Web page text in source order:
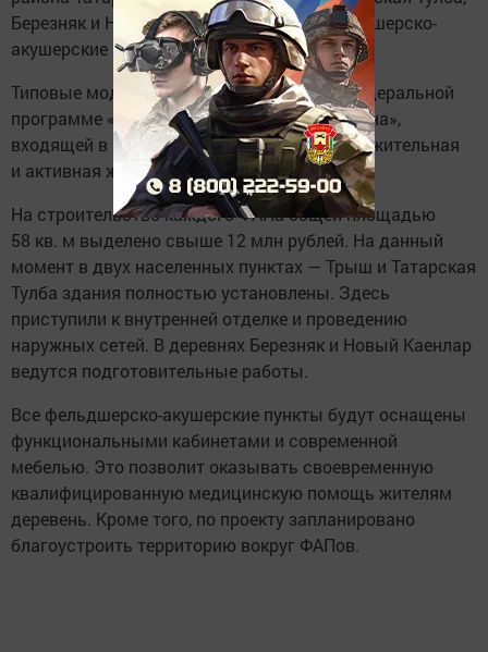
Березняк и Новый Каенлар появятся фельдшерско-
акушерские пункты.
Типовые модульные ФАПы строятся по федеральной
программе «Модернизация первичного звена»,
входящей в национальный проект «Продолжительная
и активная жизнь».
На строительство каждого ФАПа общей площадью
58 кв. м выделено свыше 12 млн рублей. На данный
момент в двух населенных пунктах — Трыш и Татарская
Тулба здания полностью установлены. Здесь
приступили к внутренней отделке и проведению
наружных сетей. В деревнях Березняк и Новый Каенлар
ведутся подготовительные работы.
Все фельдшерско-акушерские пункты будут оснащены
функциональными кабинетами и современной
мебелью. Это позволит оказывать своевременную
квалифицированную медицинскую помощь жителям
деревень. Кроме того, по проекту запланировано
благоустроить территорию вокруг ФАПов.